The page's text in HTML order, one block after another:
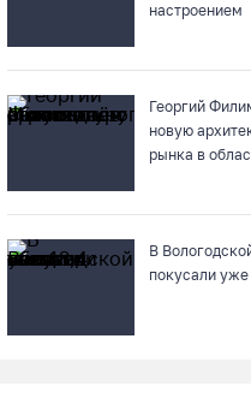
Робот Макс подскажет
получить 3000 рублей на
тыcячи операций за полгода
настроением
Георгий
новую
рынка в
В
покусали